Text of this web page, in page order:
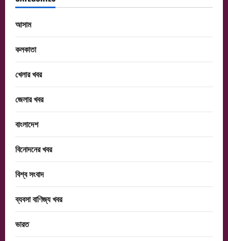
আসাম
কলকাতা
খেলার খবর
জেলার খবর
বাংলাদেশ
বিনোদনের খবর
বিশ্ব সংবাদ
ব্যবসা বাণিজ্য খবর
ভারত